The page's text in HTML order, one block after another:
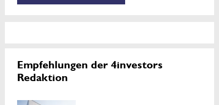
Empfehlungen der 4investors
Redaktion